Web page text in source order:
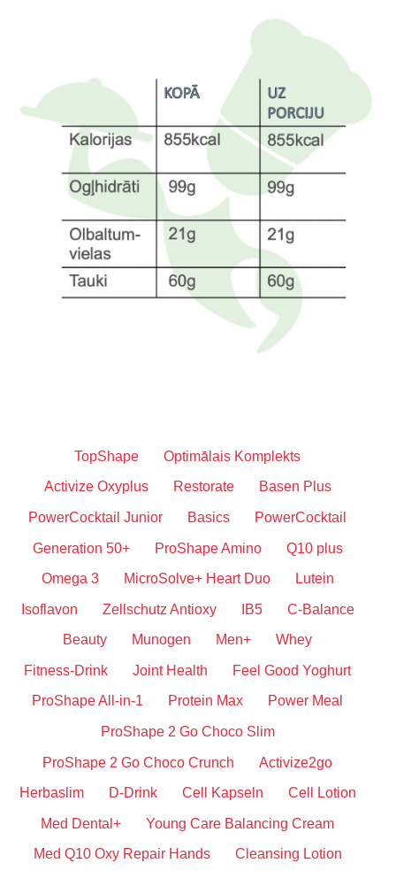
TopShape Optimālais Komplekts
Activize Oxyplus Restorate Basen Plus
PowerCocktail Junior Basics PowerCocktail
Generation 50+ ProShape Amino Q10 plus
Omega 3 MicroSolve+ Heart Duo Lutein
Isoflavon Zellschutz Antioxy IB5 C-Balance
Beauty Munogen Men+ Whey
Fitness-Drink Joint Health Feel Good Yoghurt
ProShape All-in-1 Protein Max Power Meal
ProShape 2 Go Choco Slim
ProShape 2 Go Choco Crunch Activize2go
Herbaslim D-Drink Cell Kapseln Cell Lotion
Med Dental+ Young Care Balancing Cream
Med Q10 Oxy Repair Hands Cleansing Lotion